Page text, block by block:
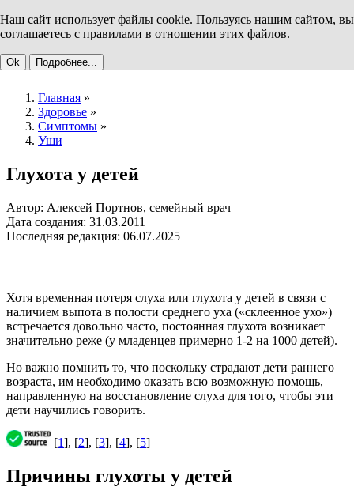
Наш сайт использует файлы cookie. Пользуясь нашим сайтом, вы
соглашаетесь с правилами в отношении этих файлов.
Ok Подробнее...
Главная »
Здоровье »
Симптомы »
Уши
Глухота у детей
Автор: Алексей Портнов, семейный врач
Дата создания: 31.03.2011
Последняя редакция: 06.07.2025
Хотя временная потеря слуха или глухота у детей в связи с
наличием выпота в полости среднего уха («склеенное ухо»)
встречается довольно часто, постоянная глухота возникает
значительно реже (у младенцев примерно 1-2 на 1000 детей).
Но важно помнить то, что поскольку страдают дети раннего
возраста, им необходимо оказать всю возможную помощь,
направленную на восстановление слуха для того, чтобы эти
дети научились говорить.
[1], [2], [3], [4], [5]
Причины глухоты у детей